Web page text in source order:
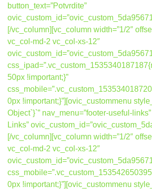
button_text=”Potvrdite”
[/vc_column][vc_column width=”1/2″
vc_col-md-2 vc_col-xs-12″
50px !important;}”
0px !important;}”][ovic_custommenu
Object`}`” nav_menu=”footer-useful-
Links”
[/vc_column][vc_column width=”1/2″
vc_col-md-2 vc_col-xs-12″
0px !important;}”][ovic_custommenu